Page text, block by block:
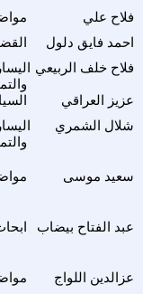
فلاح علي
احمد فايق دلول
فلاح خلف الربيعي
عزيز العراقي
شلال الشمري
سعيد موسى
عبد الفتاح بيضاب
عزالدين اللواج